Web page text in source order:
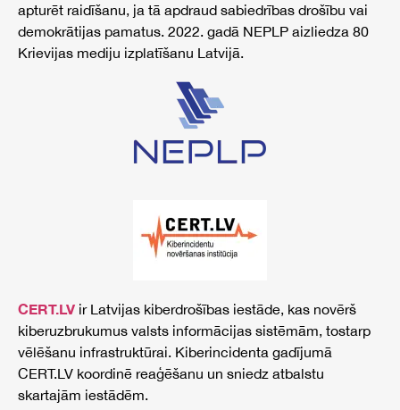
apturēt raidīšanu, ja tā apdraud sabiedrības drošību vai
demokrātijas pamatus. 2022. gadā NEPLP aizliedza 80
Krievijas mediju izplatīšanu Latvijā.
CERT.LV ir Latvijas kiberdrošības iestāde, kas novērš
kiberuzbrukumus valsts informācijas sistēmām, tostarp
vēlēšanu infrastruktūrai. Kiberincidenta gadījumā
CERT.LV koordinē reaģēšanu un sniedz atbalstu
skartajām iestādēm.